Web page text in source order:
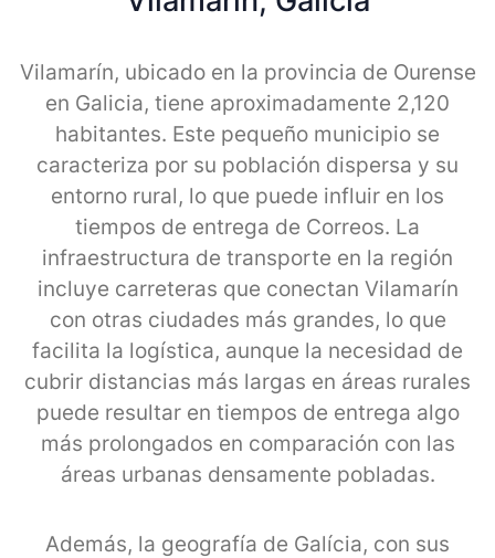
Vilamarín, ubicado en la provincia de Ourense
en Galicia, tiene aproximadamente 2,120
habitantes. Este pequeño municipio se
caracteriza por su población dispersa y su
entorno rural, lo que puede influir en los
tiempos de entrega de Correos. La
infraestructura de transporte en la región
incluye carreteras que conectan Vilamarín
con otras ciudades más grandes, lo que
facilita la logística, aunque la necesidad de
cubrir distancias más largas en áreas rurales
puede resultar en tiempos de entrega algo
más prolongados en comparación con las
áreas urbanas densamente pobladas.
Además, la geografía de Galícia, con sus